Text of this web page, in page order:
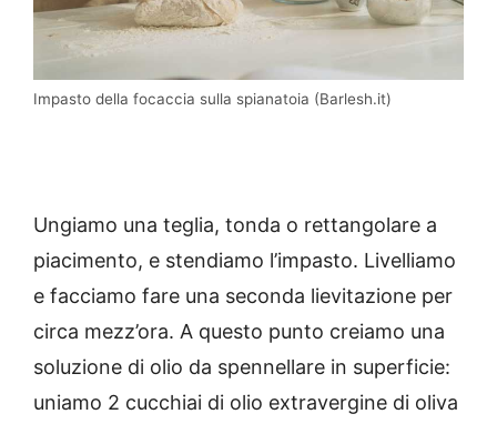
Impasto della focaccia sulla spianatoia (Barlesh.it)
Ungiamo una teglia, tonda o rettangolare a
piacimento, e stendiamo l’impasto. Livelliamo
e facciamo fare una seconda lievitazione per
circa mezz’ora. A questo punto creiamo una
soluzione di olio da spennellare in superficie:
uniamo 2 cucchiai di olio extravergine di oliva